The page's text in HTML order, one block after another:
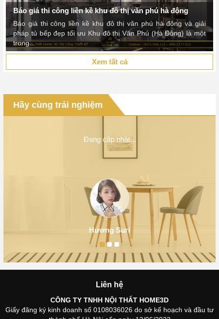
Báo giá thi công liền kề khu đô thị văn phú hà đông
Báo giá thi công liền kề khu đô thị văn phú hà đông và giải
pháp tủ bếp đẹp tối ưu Khu đô thị Văn Phú (Hà Đông) là một
trong...
Xem tất cả
Hãy cùng trải nghiệm
Đang cập nhật...
Hương Suri
Liên hệ
CÔNG TY TNHH NỘI THẤT HOME3D
Giấy đăng ký kinh doanh số 0108036026 do sở kế hoạch và đầu tư